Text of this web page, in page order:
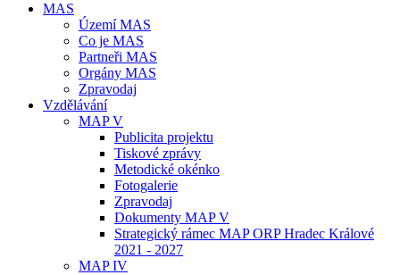
MAS
Území MAS
Co je MAS
Partneři MAS
Orgány MAS
Zpravodaj
Vzdělávání
MAP V
Publicita projektu
Tiskové zprávy
Metodické okénko
Fotogalerie
Zpravodaj
Dokumenty MAP V
Strategický rámec MAP ORP Hradec Králové
2021 - 2027
MAP IV